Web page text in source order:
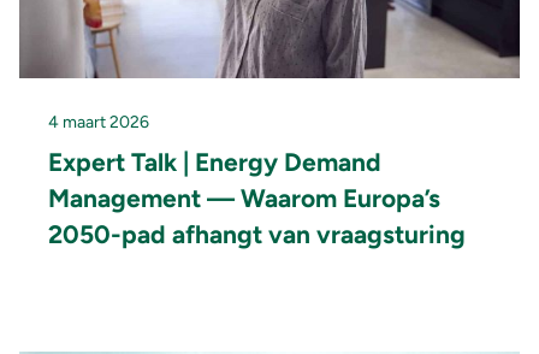
4 maart 2026
Expert Talk | Energy Demand
Management — Waarom Europa’s
2050-pad afhangt van vraagsturing